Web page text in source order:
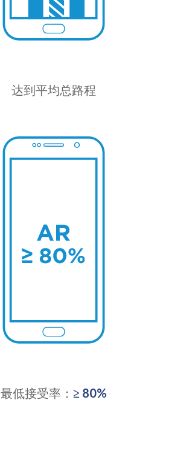
达到平均总路程
最低接受率： ≥ 80%